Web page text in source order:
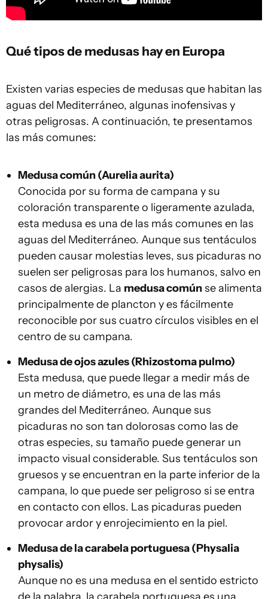
Qué tipos de medusas hay en Europa
Existen varias especies de medusas que habitan las
aguas del Mediterráneo, algunas inofensivas y
otras peligrosas. A continuación, te presentamos
las más comunes:
Medusa común (Aurelia aurita)
Conocida por su forma de campana y su
coloración transparente o ligeramente azulada,
esta medusa es una de las más comunes en las
aguas del Mediterráneo. Aunque sus tentáculos
pueden causar molestias leves, sus picaduras no
suelen ser peligrosas para los humanos, salvo en
casos de alergias. La medusa comúnse alimenta
principalmente de plancton y es fácilmente
reconocible por sus cuatro círculos visibles en el
centro de su campana.
Medusa de ojos azules (Rhizostoma pulmo)
Esta medusa, que puede llegar a medir más de
un metro de diámetro, es una de las más
grandes del Mediterráneo. Aunque sus
picaduras no son tan dolorosas como las de
otras especies, su tamaño puede generar un
impacto visual considerable. Sus tentáculos son
gruesos y se encuentran en la parte inferior de la
campana, lo que puede ser peligroso si se entra
en contacto con ellos. Las picaduras pueden
provocar ardor y enrojecimiento en la piel.
Medusa de la carabela portuguesa (Physalia
physalis)
Aunque no es una medusa en el sentido estricto